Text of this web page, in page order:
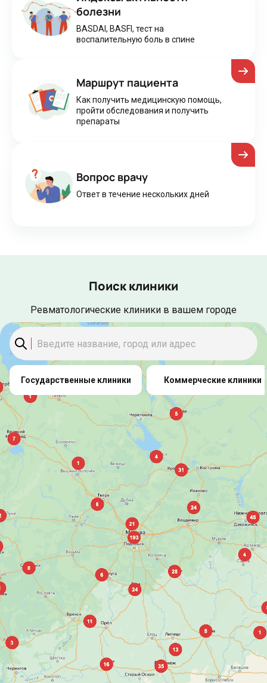
болезни
BASDAI, BASFI, тест на
воспалительную боль в спине
Маршрут пациента
Как получить медицинскую помощь,
пройти обследования и получить
препараты
Вопрос врачу
Ответ в течение нескольких дней
Поиск клиники
Ревматологические клиники в вашем городе
Государственные клиники Коммерческие клиники